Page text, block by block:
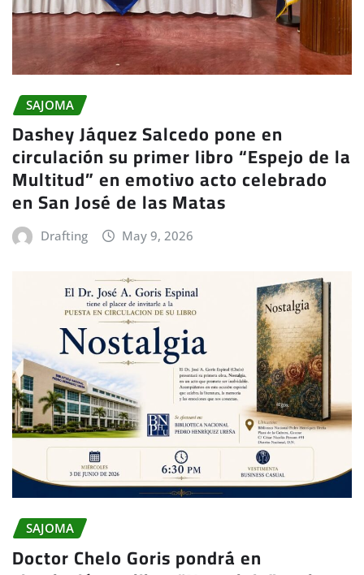
SAJOMA
Dashey Jáquez Salcedo pone en
circulación su primer libro “Espejo de la
Multitud” en emotivo acto celebrado
en San José de las Matas
Drafting May 9, 2026
SAJOMA
Doctor Chelo Goris pondrá en